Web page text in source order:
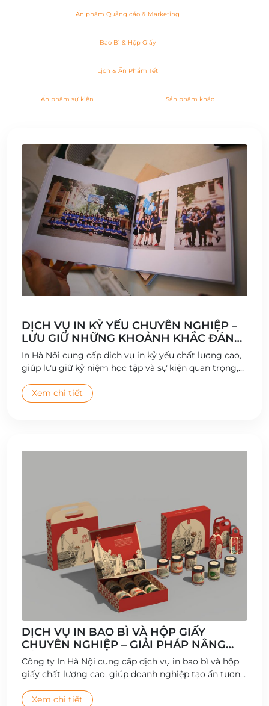
Ấn phẩm Quảng cáo & Marketing
Bao Bì & Hộp Giấy
Lịch & Ấn Phẩm Tết
Ấn phẩm sự kiện Sản phẩm khác
DỊCH VỤ IN KỶ YẾU CHUYÊN NGHIỆP –
LƯU GIỮ NHỮNG KHOẢNH KHẮC ĐÁNG
NHỚ
In Hà Nội cung cấp dịch vụ in kỷ yếu chất lượng cao,
giúp lưu giữ kỷ niệm học tập và sự kiện quan trọng,
Xem chi tiết
DỊCH VỤ IN BAO BÌ VÀ HỘP GIẤY
CHUYÊN NGHIỆP – GIẢI PHÁP NÂNG
TẦM THƯƠNG HIỆU
Công ty In Hà Nội cung cấp dịch vụ in bao bì và hộp
giấy chất lượng cao, giúp doanh nghiệp tạo ấn tượng
Xem chi tiết